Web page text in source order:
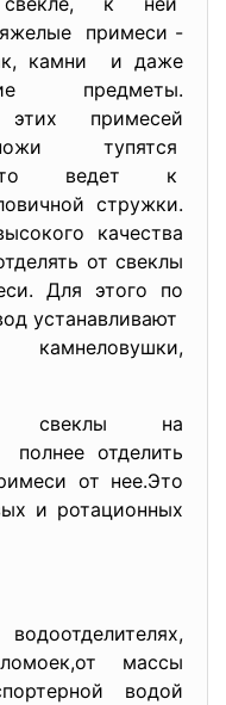
примеси -
камни и даже
предметы.
примесей
тупятся
ведет к
стружки.
качества
от свеклы
Для этого по
устанавливают
камнеловушки,
свеклы на
отделить
от нее.Это
и ротационных
массы
водой